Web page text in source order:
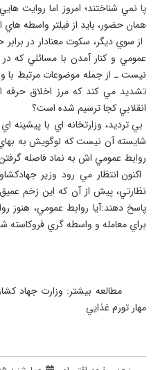
پا نمي شناختند؛ امروز اما روايت
از سوي ديگر، سكوت معنادار در
عمومي و كنار آمدن با مسائلي كه
نيست ـ از جمله موضوعات مرتبط با
تشديد مي كند كه مرز اخلاق حرفه
بي ترديد، وزارتخانه اي با پيشينه
شايسته آن نيست كه لوگويش به بهاي
اكنون انتظار مي رود وزير
نظارتي، پيش از آن كه اين زخم
پاسخ دهند:آيا روابط عمومي، هنوز
مطالعه بيشتر: وزارت جهاد
مهار تورم غذايي